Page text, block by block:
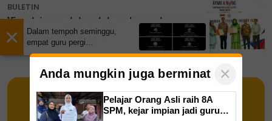
BULETIN
15 pelajar mulakan laluan ke arah
akauntan profesional
×
Dalam tempoh seminggu,
empat guru pergi
meninggalkan dunia
Anda mungkin juga berminat ×
Pelajar Orang Asli raih 8A
SPM, kejar impian jadi guru